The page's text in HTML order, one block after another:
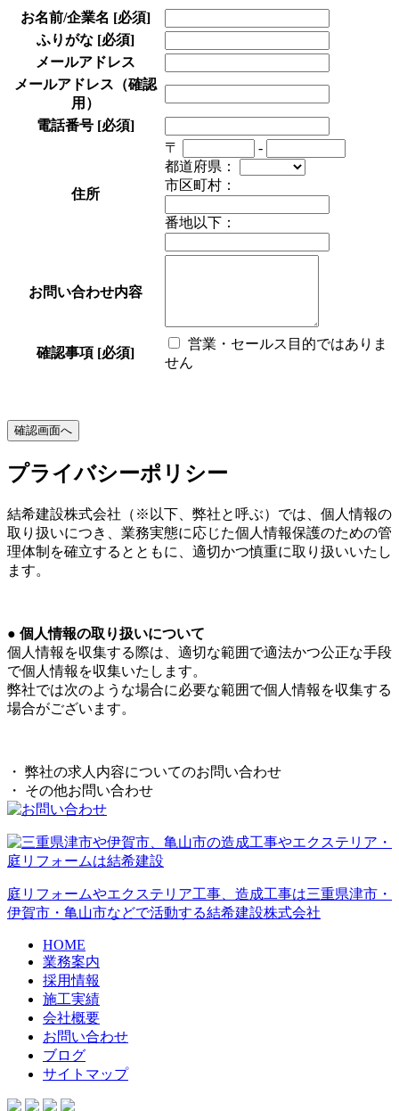
お名前/企業名 [必須]
ふりがな [必須]
メールアドレス
メールアドレス（確認
用）
電話番号 [必須]
住所
〒
-
都道府県：
市区町村：
番地以下：
お問い合わせ内容
確認事項 [必須]
営業・セールス目的ではありま
せん
プライバシーポリシー
結希建設株式会社（※以下、弊社と呼ぶ）では、個人情報の
取り扱いにつき、業務実態に応じた個人情報保護のための管
理体制を確立するとともに、適切かつ慎重に取り扱いいたし
ます。
● 個人情報の取り扱いについて
個人情報を収集する際は、適切な範囲で適法かつ公正な手段
で個人情報を収集いたします。
弊社では次のような場合に必要な範囲で個人情報を収集する
場合がございます。
・ 弊社の求人内容についてのお問い合わせ
・ その他お問い合わせ
庭リフォームやエクステリア工事、造成工事は三重県津市・
伊賀市・亀山市などで活動する結希建設株式会社
HOME
業務案内
採用情報
施工実績
会社概要
お問い合わせ
ブログ
サイトマップ